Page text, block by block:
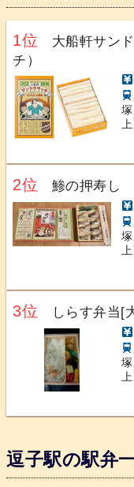
1位 大船軒サンド
チ）
2位 鯵の押寿し
3位 しらす弁当[
逗子駅の駅弁